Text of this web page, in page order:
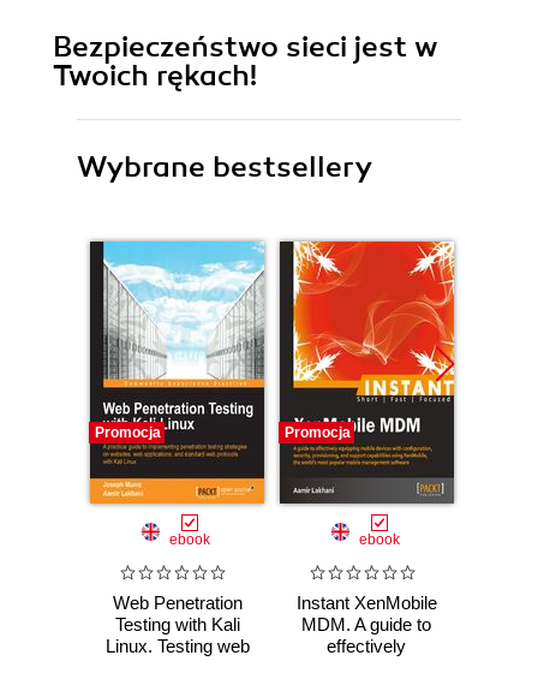
Bezpieczeństwo sieci jest w
Twoich rękach!
Wybrane bestsellery
Promocja
ebook
Web Penetration
Testing with Kali
Linux. Testing web
Promocja
ebook
Instant XenMobile
MDM. A guide to
effectively